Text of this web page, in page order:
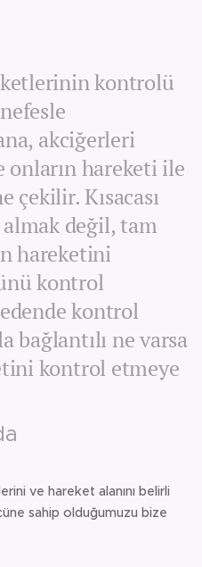
kontrolü
akciğerleri
hareketi ile
çekilir. Kısacası
değil, tam
hareketini
kontrol
kontrol
bağlantılı ne varsa
kontrol etmeye
ve hareket alanını belirli
sahip olduğumuzu bize